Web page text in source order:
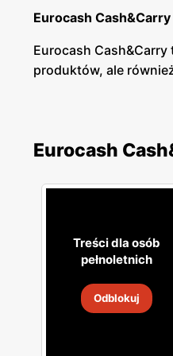
Eurocash
Eurocash
produktów, ale
półkach sklepu
Eurocash
Eurocash
ofercie w sklepie.
Eurocash
Treści dla osób
pełnoletnich
Odblokuj